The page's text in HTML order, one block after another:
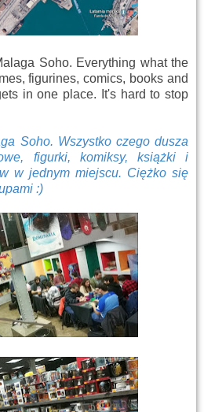
Soho. Everything what the
figurines, comics, books and
in one place. It's hard to stop
Soho. Wszystko czego dusza
figurki, komiksy, książki i
w jednym miejscu. Ciężko się
:)